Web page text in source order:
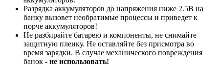
Разрядка аккумуляторов до напряжения ниже 2.5В на
банку вызовет необратимые процессы и приведет к
порче аккумуляторов!
Не разбирайте батарею и компоненты, не снимайте
защитную пленку. Не оставляйте без присмотра во
время зарядки. В случае механического повреждения
банок - не использовать!